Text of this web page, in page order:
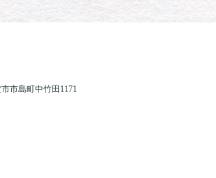
市島町中竹田1171